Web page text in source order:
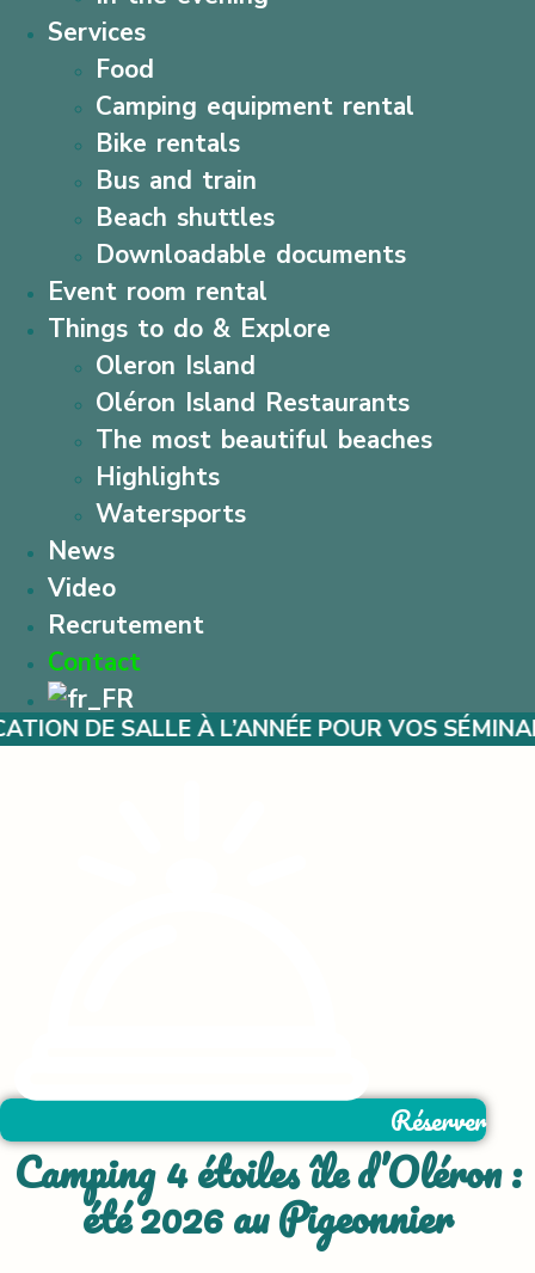
Services
Food
Camping equipment rental
Bike rentals
Bus and train
Beach shuttles
Downloadable documents
Event room rental
Things to do & Explore
Oleron Island
Oléron Island Restaurants
The most beautiful beaches
Highlights
Watersports
News
Video
Recrutement
Contact
À L’ANNÉE POUR VOS SÉMINAIRES –
Réserver
Camping 4 étoiles île d’Oléron :
été 2026 au Pigeonnier